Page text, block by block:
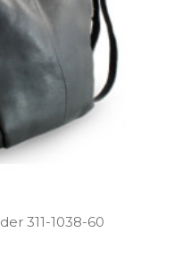
311­-1038­-60